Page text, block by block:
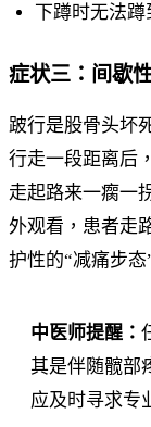
下蹲时无法蹲
症状三：间歇
跛行是股骨头坏
行走一段距离后
走起路来一瘸一
外观看，患者走
护性的“减痛步态
中医师提醒：
其是伴随髋部
应及时寻求专